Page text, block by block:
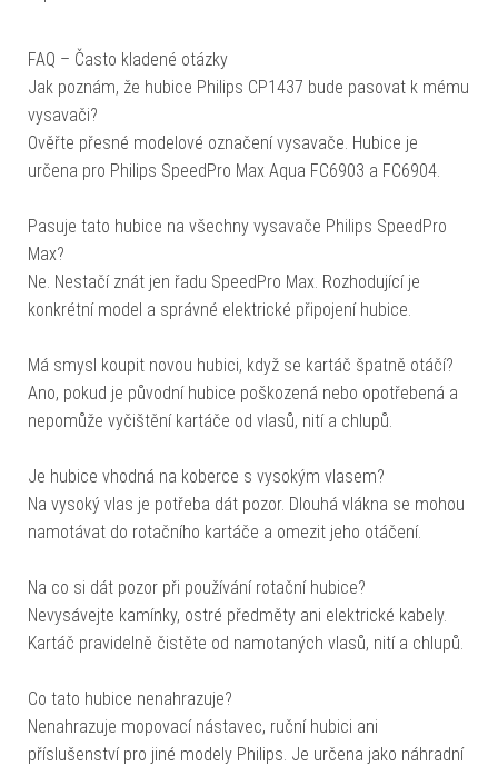
FAQ – Často kladené otázky
Jak poznám, že hubice Philips CP1437 bude pasovat k mému
vysavači?
Ověřte přesné modelové označení vysavače. Hubice je
určena pro Philips SpeedPro Max Aqua FC6903 a FC6904.
Pasuje tato hubice na všechny vysavače Philips SpeedPro
Max?
Ne. Nestačí znát jen řadu SpeedPro Max. Rozhodující je
konkrétní model a správné elektrické připojení hubice.
Má smysl koupit novou hubici, když se kartáč špatně otáčí?
Ano, pokud je původní hubice poškozená nebo opotřebená a
nepomůže vyčištění kartáče od vlasů, nití a chlupů.
Je hubice vhodná na koberce s vysokým vlasem?
Na vysoký vlas je potřeba dát pozor. Dlouhá vlákna se mohou
namotávat do rotačního kartáče a omezit jeho otáčení.
Na co si dát pozor při používání rotační hubice?
Nevysávejte kamínky, ostré předměty ani elektrické kabely.
Kartáč pravidelně čistěte od namotaných vlasů, nití a chlupů.
Co tato hubice nenahrazuje?
Nenahrazuje mopovací nástavec, ruční hubici ani
příslušenství pro jiné modely Philips. Je určena jako náhradní